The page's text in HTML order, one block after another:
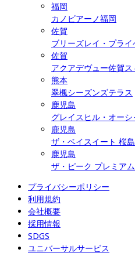
福岡
カノビアーノ福岡
佐賀
ブリーズレイ・プライ
佐賀
アクアデヴュー佐賀ス
熊本
翠楓シーズンズテラス
鹿児島
グレイスヒル・オーシ
鹿児島
ザ・ベイスイート 桜
鹿児島
ザ・ピーク プレミア
プライバシーポリシー
利用規約
会社概要
採用情報
SDGS
ユニバーサルサービス